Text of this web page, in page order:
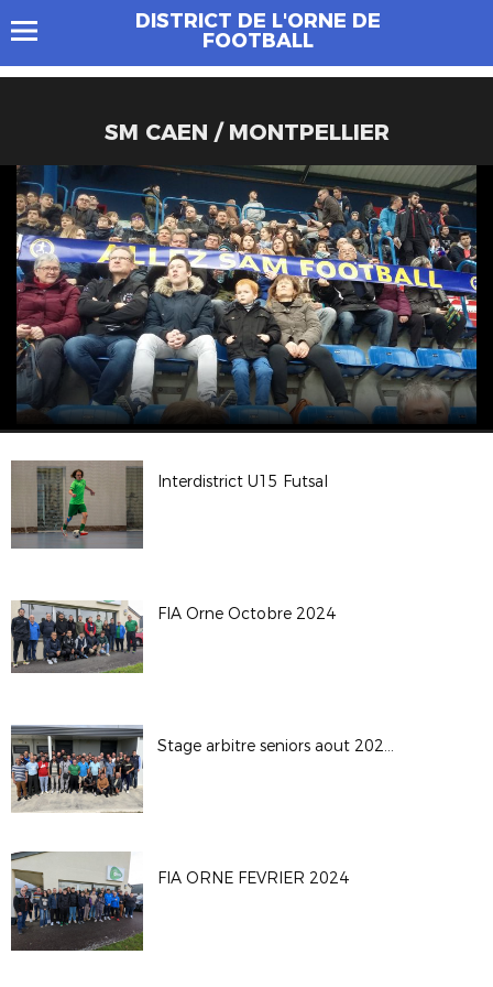
DISTRICT DE L'ORNE DE
FOOTBALL
SM CAEN / MONTPELLIER
Interdistrict U15 Futsal
FIA Orne Octobre 2024
Stage arbitre seniors aout 2024 Sarceaux
FIA ORNE FEVRIER 2024